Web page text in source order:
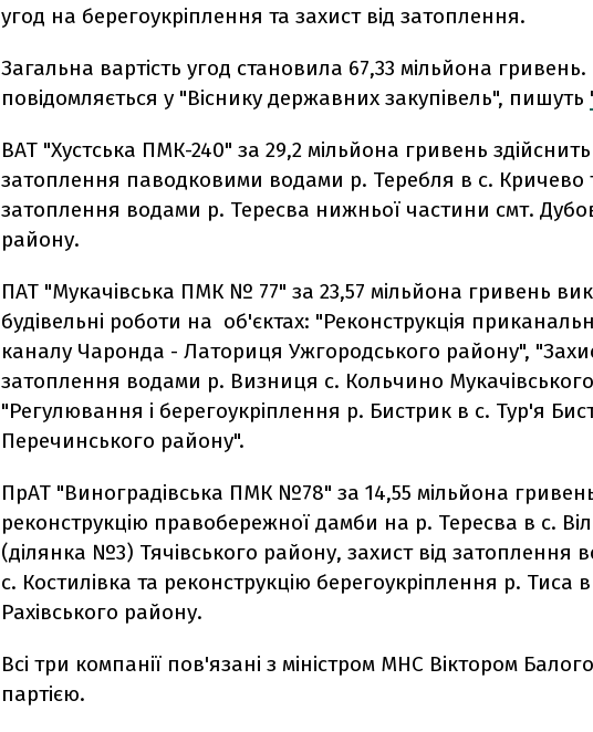
угод на берегоукріплення та захист від затоплення.
Загальна вартість угод становила 67,33 мільйона
повідомляється у "Віснику державних закупівель", пишуть
ВАТ "Хустська ПМК-240" за 29,2 мільйона гривень здійснить
затоплення паводковими водами р. Теребля в с. Кричево
затоплення водами р. Тересва нижньої частини смт.
району.
ПАТ "Мукачівська ПМК № 77" за 23,57 мільйона гривень
будівельні роботи на об'єктах: "Реконструкція
каналу Чаронда - Латориця Ужгородського району",
затоплення водами р. Визниця с. Кольчино
"Регулювання і берегоукріплення р. Бистрик в с. Тур'я
Перечинського району".
ПрАТ "Виноградівська ПМК №78" за 14,55 мільйона
реконструкцію правобережної дамби на р. Тересва в с.
(ділянка №3) Тячівського району, захист від затоплення
с. Костилівка та реконструкцію берегоукріплення р. Тиса в
Рахівського району.
Всі три компанії пов'язані з міністром МНС Віктором
партією.